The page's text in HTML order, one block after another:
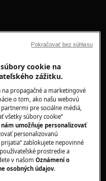
je teplota pevne
zobrazuje ako
názov programu
cookie na
zážitku.
na propagačné a marketingové
o tom, ako našu webovú
pre sociálne médiá,
všetky súbory cookie“
nám umožňuje personalizovať
personalizovanú
zablokujete nepovinné
prostredie a
v našomOznámení o
osobných údajov.
Pokračovať bez súhlasu